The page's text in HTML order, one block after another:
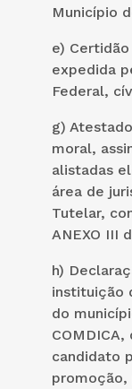
Município
e)
expedida
Federal,
g)
moral,
alistadas
área de
Tutelar,
ANEXO III
h)
instituição
do
candidato